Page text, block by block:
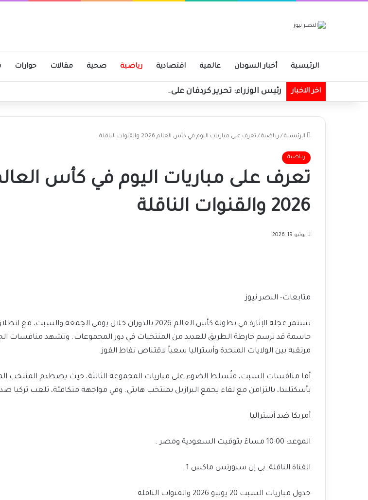
الرئيسية أخبار السودان عالمية اقتصادية رياضية صحية مقالات حوارات
اخر الاخبار رئيس الوزراء: تحرير كردفان على مرمى حجر وسنسترد كل شبر
الرئيسية / رياضية / تعرف على مباريات اليوم في كأس العالم 2026 والقنوات الناقلة
رياضية
تعرف على مباريات اليوم في كأس
2026 والقنوات الناقلة
يونيو 19, 2026
متابعات- النصر نيوز
تستمر عجلة الإثارة في بطولة كأس العالم 2026 بالدوران خلال يومي الجمعة
حاسمة قد ترسم خارطة الطريق للعديد من المنتخبات في دور المجموعات. وتشهد منافسات
مرتقبة بين الولايات المتحدة وأستراليا سعياً لاقتناص نقاط الفوز.
أما منافسات السبت، فتُسلط الضوء على مباريات المجموعة الثالثة، حيث يصطدم المنتخب
بأسكتلندا، بالتزامن مع لقاء يجمع البرازيل بمنتخب هايتي. وفي مواجهة متكافئة، تلعب تركيا ضد
أمريكا ضد أستراليا
الموعد: 10:00 مساءً بتوقيت السعودية ومصر .
القناة الناقلة: بي إن سبورتس ماكس 1.
جدول مباريات السبت 20 يونيو 2026 والقنوات الناقلة